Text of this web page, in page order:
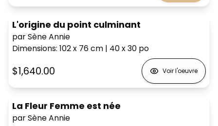
L'origine du point culminant
par Sène Annie
Dimensions: 102 x 76cm | 40 x 30 po
$1,640.00 Voir l'oeuvre
La Fleur Femme est née
par Sène Annie